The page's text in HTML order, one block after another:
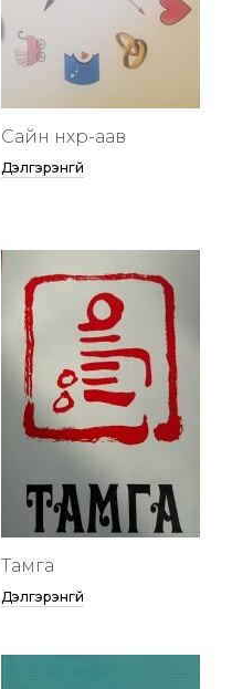
Сайн нөхөр-аав
Дэлгэрэнгүй
Тамга
Дэлгэрэнгүй